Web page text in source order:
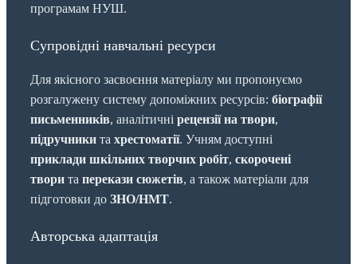
програмам НУШ.
Супровідні навчальні ресурси
Для якісного засвоєння матеріалу ми пропонуємо
розгалужену систему допоміжних ресурсів: біографії
письменників, аналітичні рецензії на твори,
підручники та хрестоматії. Учням доступні
приклади шкільних творчих робіт, скорочені
твори та перекази сюжетів, а також матеріали для
підготовки до ЗНО/НМТ.
Авторська адаптація